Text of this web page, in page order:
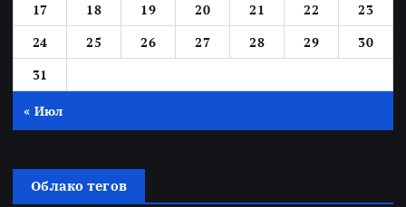
17
18 19 20 21 22
23
24
25 26 27 28 29
30
31
« Июл
Облако тегов